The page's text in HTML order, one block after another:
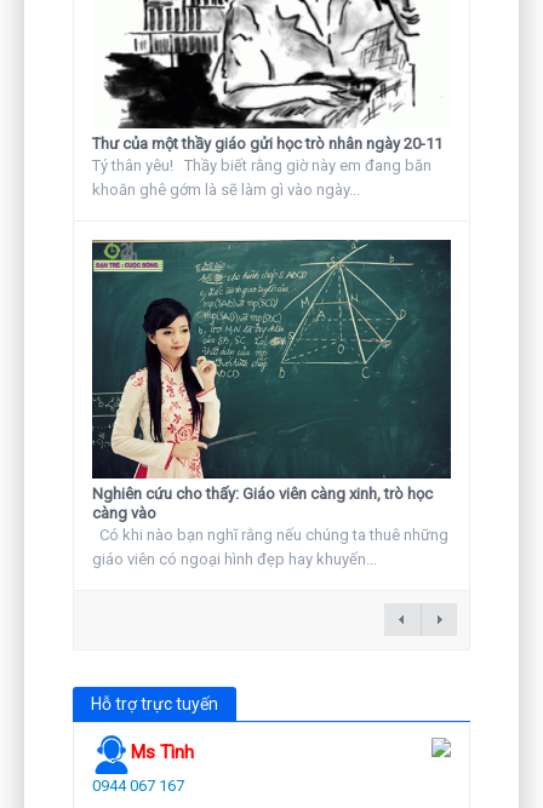
Thư của một thầy giáo gửi học trò nhân ngày 20-11
Tý thân yêu! Thầy biết rằng giờ này em đang băn
khoăn ghê gớm là sẽ làm gì vào ngày...
Nghiên cứu cho thấy: Giáo viên càng xinh, trò học
càng vào
Có khi nào bạn nghĩ rằng nếu chúng ta thuê những
giáo viên có ngoại hình đẹp hay khuyến...
Hỗ trợ trực tuyến
Ms Tình
0944 067 167